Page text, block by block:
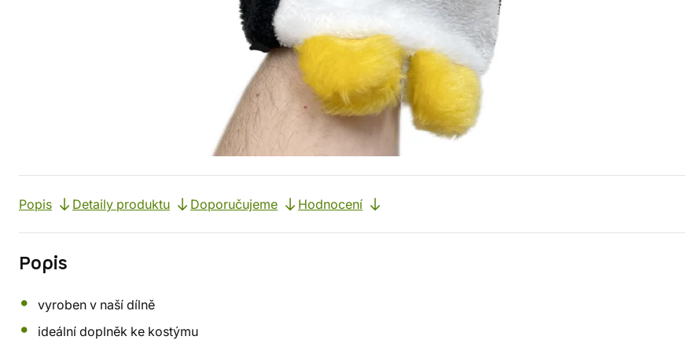
Popis Detaily produktu Doporučujeme Hodnocení
Popis
vyroben v naší dílně
ideální doplněk ke kostýmu